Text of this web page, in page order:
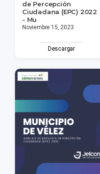
de Percepción
Ciudadana (EPC) 2022
- Mu
Noviembre 15, 2023
Descargar